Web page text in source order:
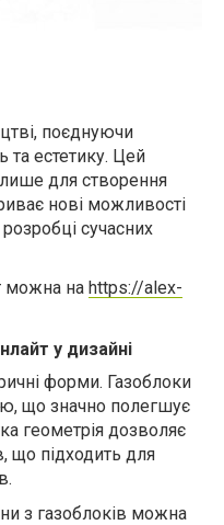
поєднуючи
та естетику. Цей
для створення
нові можливості
розробці сучасних
можна на https://alex-
у дизайні
форми. Газоблоки
що значно полегшує
геометрія дозволяє
що підходить для
з газоблоків можна